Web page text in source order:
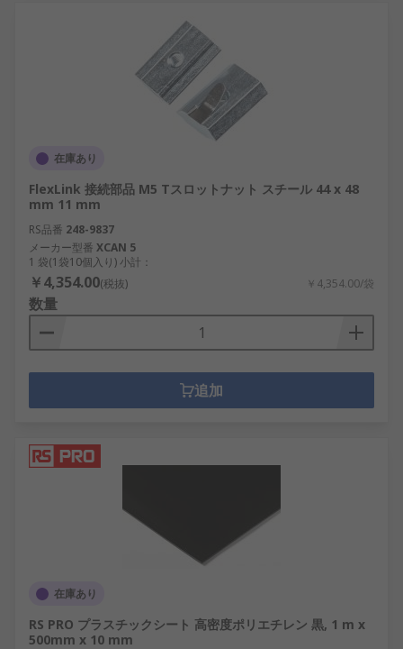
在庫あり
FlexLink 接続部品 M5 Tスロットナット スチール 44 x 48
mm 11 mm
RS品番 248-9837
メーカー型番 XCAN 5
1 袋(1袋10個入り) 小計：
￥4,354.00(税抜) ￥4,354.00/袋
数量
追加
在庫あり
RS PRO プラスチックシート 高密度ポリエチレン 黒, 1 m x
500mm x 10 mm